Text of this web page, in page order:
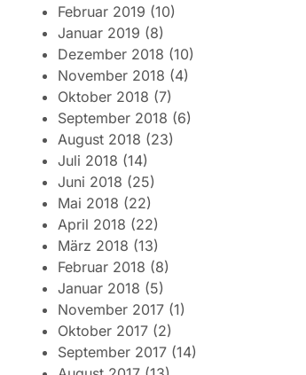
Februar 2019 (10)
Januar 2019 (8)
Dezember 2018 (10)
November 2018 (4)
Oktober 2018 (7)
September 2018 (6)
August 2018 (23)
Juli 2018 (14)
Juni 2018 (25)
Mai 2018 (22)
April 2018 (22)
März 2018 (13)
Februar 2018 (8)
Januar 2018 (5)
November 2017 (1)
Oktober 2017 (2)
September 2017 (14)